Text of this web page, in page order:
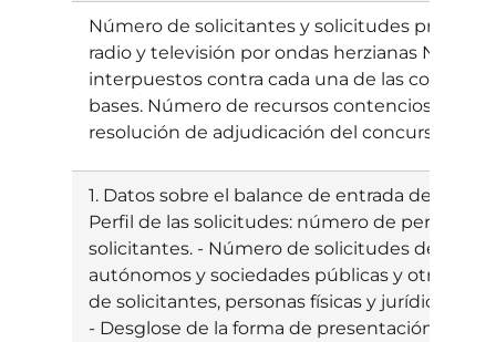
Número de solicitantes y solicitudes
radio y televisión por ondas herzianas
interpuestos contra cada una de las
bases. Número de recursos contencioso-
resolución de adjudicación del concurso
1. Datos sobre el balance de entrada de
Perfil de las solicitudes: número de personas
solicitantes. - Número de solicitudes
autónomos y sociedades públicas y otros
de solicitantes, personas físicas y jurídicas,
- Desglose de la forma de presentación de